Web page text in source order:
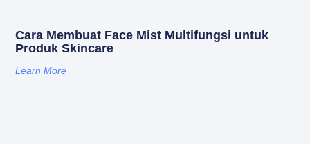
Cara Membuat Face Mist Multifungsi untuk
Produk Skincare
Learn More